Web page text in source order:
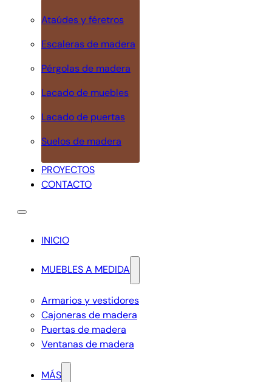
Ataúdes y féretros
Escaleras de madera
Pérgolas de madera
Lacado de muebles
Lacado de puertas
Suelos de madera
PROYECTOS
CONTACTO
INICIO
MUEBLES A MEDIDA
Armarios y vestidores
Cajoneras de madera
Puertas de madera
Ventanas de madera
MÁS